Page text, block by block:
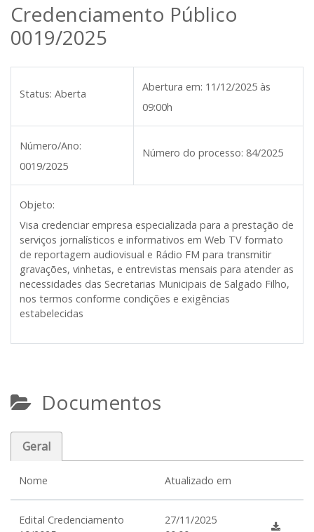
Credenciamento Público
0019/2025
Status: Aberta
Abertura em: 11/12/2025 às
09:00h
Número/Ano:
0019/2025
Número do processo: 84/2025
Objeto:
Visa credenciar empresa especializada para a prestação de
serviços jornalísticos e informativos em Web TV formato
de reportagem audiovisual e Rádio FM para transmitir
gravações, vinhetas, e entrevistas mensais para atender as
necessidades das Secretarias Municipais de Salgado Filho,
nos termos conforme condições e exigências
estabelecidas
Documentos
Geral
Nome Atualizado em
Edital Credenciamento
27/11/2025